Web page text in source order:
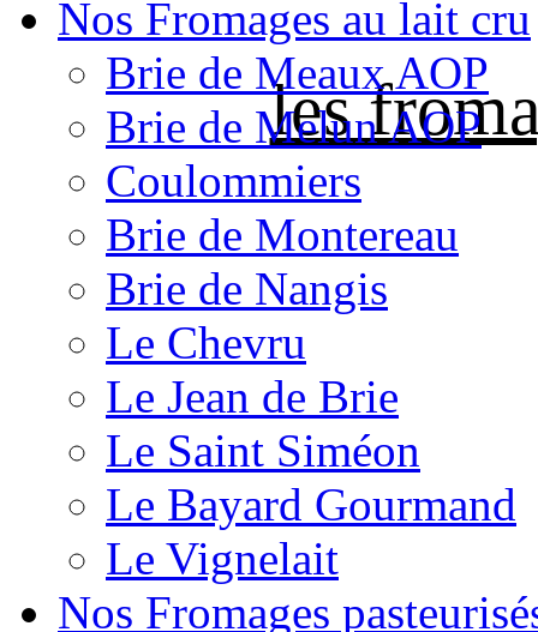
les
Nos Fromages au lait cru
Brie de Meaux AOP
Brie de Melun AOP
Coulommiers
Brie de Montereau
Brie de Nangis
Le Chevru
Le Jean de Brie
Le Saint Siméon
Le Bayard Gourmand
Le Vignelait
Nos Fromages